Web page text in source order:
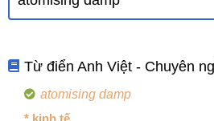
Từ điển Anh Việt - Chuyên
atomising damp
* kinh tế